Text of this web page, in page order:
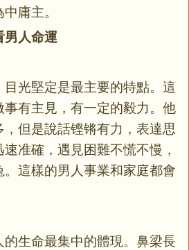
庸主。
男人命運
光堅定是最主要的特點。這
有主見，有一定的毅力。他
但是說話铿锵有力，表達思
准確，遇見困難不慌不慢，
這樣的男人事業和家庭都會
命最集中的體現。 鼻梁長